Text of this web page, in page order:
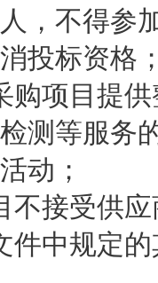
，不得参
投标资格
购项目提
测等服务
动；
不接受供
件中规定